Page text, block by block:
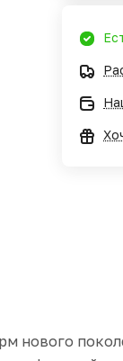
нового